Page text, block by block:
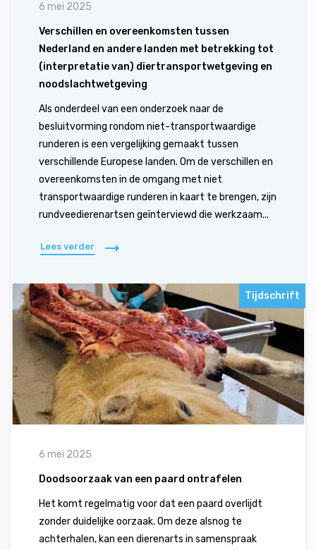
6 mei 2025
Verschillen en overeenkomsten tussen
Nederland en andere landen met betrekking tot
(interpretatie van) diertransportwetgeving en
noodslachtwetgeving
Als onderdeel van een onderzoek naar de
besluitvorming rondom niet-transportwaardige
runderen is een vergelijking gemaakt tussen
verschillende Europese landen. Om de verschillen en
overeenkomsten in de omgang met niet
transportwaardige runderen in kaart te brengen, zijn
rundveedierenartsen geïnterviewd die werkzaam...
Lees verder
Tijdschrift
6 mei 2025
Doodsoorzaak van een paard ontrafelen
Het komt regelmatig voor dat een paard overlijdt
zonder duidelijke oorzaak. Om deze alsnog te
achterhalen, kan een dierenarts in samenspraak